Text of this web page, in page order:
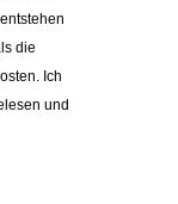
die
Ich
und